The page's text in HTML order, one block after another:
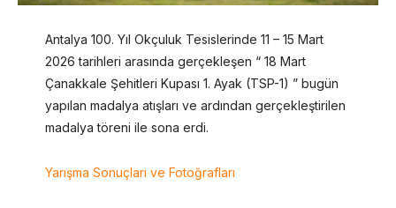
Antalya 100. Yıl Okçuluk Tesislerinde 11 – 15 Mart
2026 tarihleri arasında gerçekleşen “ 18 Mart
Çanakkale Şehitleri Kupası 1. Ayak (TSP-1) ” bugün
yapılan madalya atışları ve ardından gerçekleştirilen
madalya töreni ile sona erdi.
Yarışma Sonuçları ve Fotoğrafları